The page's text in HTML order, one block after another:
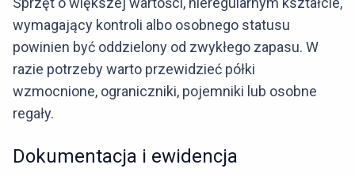
wymagający kontroli albo osobnego statusu
powinien być oddzielony od zwykłego zapasu. W
razie potrzeby warto przewidzieć półki
wzmocnione, ograniczniki, pojemniki lub osobne
regały.
Dokumentacja i ewidencja